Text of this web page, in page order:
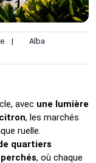
|
Alba
avec une lumière
, les marchés
ruelle.
quartiers
, où chaque